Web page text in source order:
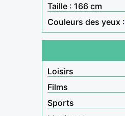
Taille : 166 cm
Couleurs des yeux :
Loisirs
Films
Sports